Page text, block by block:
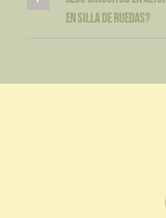
en silla de ruedas?